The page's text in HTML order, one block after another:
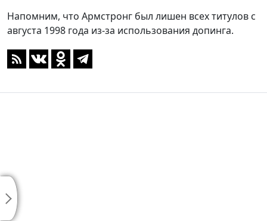
Напомним, что Армстронг был лишен всех титулов с
августа 1998 года из-за использования допинга.